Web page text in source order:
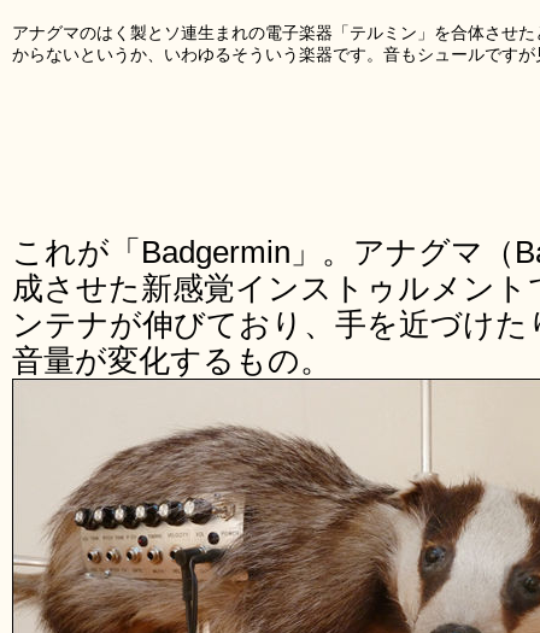
アナグマのはく製とソ連生まれの電子楽器「テルミン」を合体させ
からないというか、いわゆるそういう楽器です。音もシュールです
これが「Badgermin」。アナグマ（
成させた新感覚インストゥルメン
ンテナが伸びており、手を近づけ
音量が変化するもの。